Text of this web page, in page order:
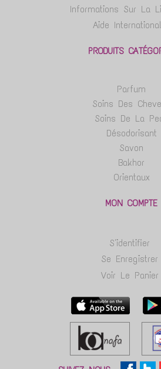
Informations Sur La
Aide
PRODUITS
Parfum
Soins Des
Soins De La
Désodorisant
Savon
Bakhor
Orientaux
MON COMPTE
S'identifier
Se Enregistrer
Voir Le Panier